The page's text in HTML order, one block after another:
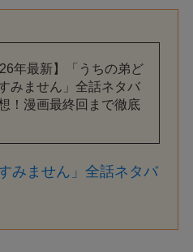
年最新】「うちの弟ど
みません」全話ネタバ
！漫画最終回まで徹底
みません」全話ネタバ